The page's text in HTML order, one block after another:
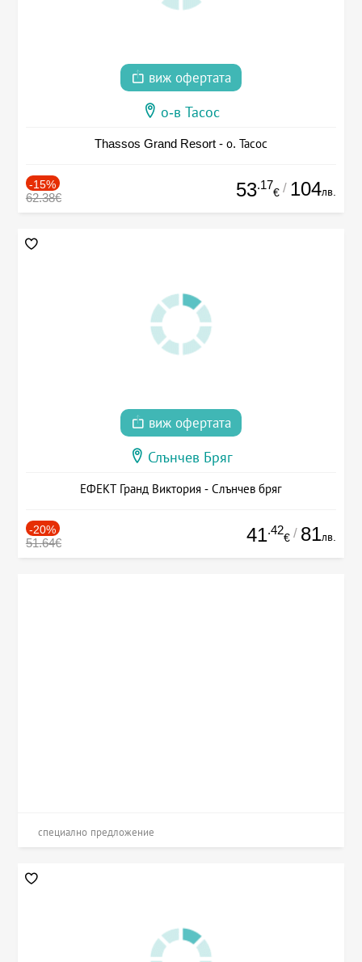
виж офертата
о-в Тасос
Thassos Grand Resort - о. Тасос
-15%
62.38€ 53.17
€ / 104лв.
виж офертата
Слънчев Бряг
ЕФЕКТ Гранд Виктория - Слънчев бряг
-20%
51.64€ 41.42
€ / 81лв.
специално предложение